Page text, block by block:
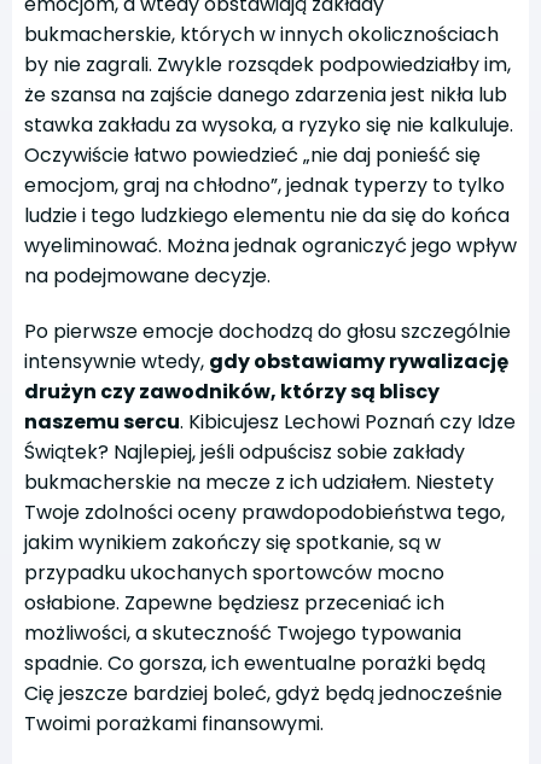
bukmacherskie, których w innych okolicznościach
by nie zagrali. Zwykle rozsądek podpowiedziałby im,
że szansa na zajście danego zdarzenia jest nikła lub
stawka zakładu za wysoka, a ryzyko się nie kalkuluje.
Oczywiście łatwo powiedzieć „nie daj ponieść się
emocjom, graj na chłodno”, jednak typerzy to tylko
ludzie i tego ludzkiego elementu nie da się do końca
wyeliminować. Można jednak ograniczyć jego wpływ
na podejmowane decyzje.
Po pierwsze emocje dochodzą do głosu szczególnie
intensywnie wtedy, gdy obstawiamy rywalizację
drużyn czy zawodników, którzy są bliscy
naszemu sercu. Kibicujesz Lechowi Poznań czy Idze
Świątek? Najlepiej, jeśli odpuścisz sobie zakłady
bukmacherskie na mecze z ich udziałem. Niestety
Twoje zdolności oceny prawdopodobieństwa tego,
jakim wynikiem zakończy się spotkanie, są w
przypadku ukochanych sportowców mocno
osłabione. Zapewne będziesz przeceniać ich
możliwości, a skuteczność Twojego typowania
spadnie. Co gorsza, ich ewentualne porażki będą
Cię jeszcze bardziej boleć, gdyż będą jednocześnie
Twoimi porażkami finansowymi.